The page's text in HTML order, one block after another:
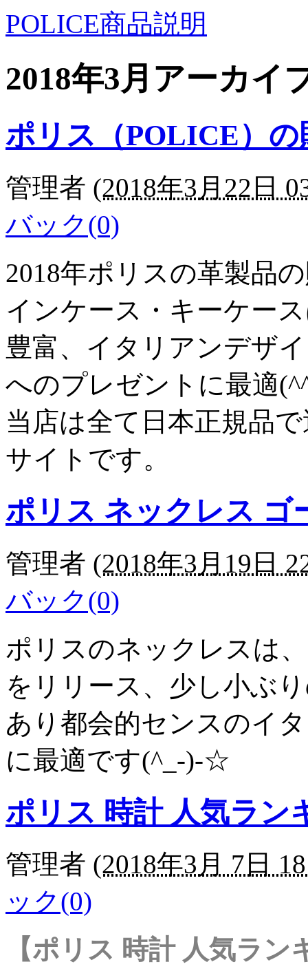
POLICE商品説明
2018年3月アーカイ
ポリス（POLICE）
管理者 (2018年3月22日
バック(0)
2018年ポリスの革製品
インケース・キーケー
豊富、イタリアンデザ
へのプレゼントに最適
当店は全て日本正規品
サイトです。
ポリス ネックレス ゴ
管理者 (2018年3月19日
バック(0)
ポリスのネックレスは
をリリース、少し小ぶ
あり都会的センスのイ
に最適です(^_-)-☆
ポリス 時計 人気ラン
管理者 (2018年3月 7日
ック(0)
【ポリス 時計 人気ラン